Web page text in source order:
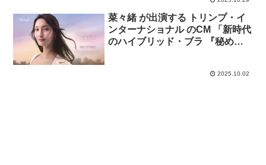
菜々緒 が出演する トリンプ・イ
ンターナショナル のCM 「新時代
のハイブリッド・ブラ 『秘めわ
2025.10.02